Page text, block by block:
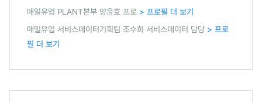
매일유업 PLANT본부 양윤호 프로 > 프로필 더 보기
매일유업 서비스데이터기획팀 조수희 서비스데이터 담당 > 프로
필 더 보기